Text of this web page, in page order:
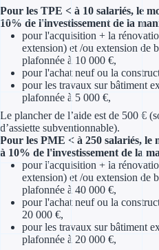
Pour les TPE < à 10 salariés, le
10% de l'investissement de la
pour l'acquisition + la
extension) et /ou extension de
plafonnée à 10 000 €,
pour l'achat neuf ou la
pour les travaux sur bâtiment
plafonnée à 5 000 €,
Le plancher de l’aide est de 500 €
d’assiette subventionnable).
Pour les PME < à 250 salariés, le
à 10% de l'investissement de la
pour l'acquisition + la
extension) et /ou extension de
plafonnée à 40 000 €,
pour l'achat neuf ou la
20 000 €,
pour les travaux sur bâtiment
plafonnée à 20 000 €,